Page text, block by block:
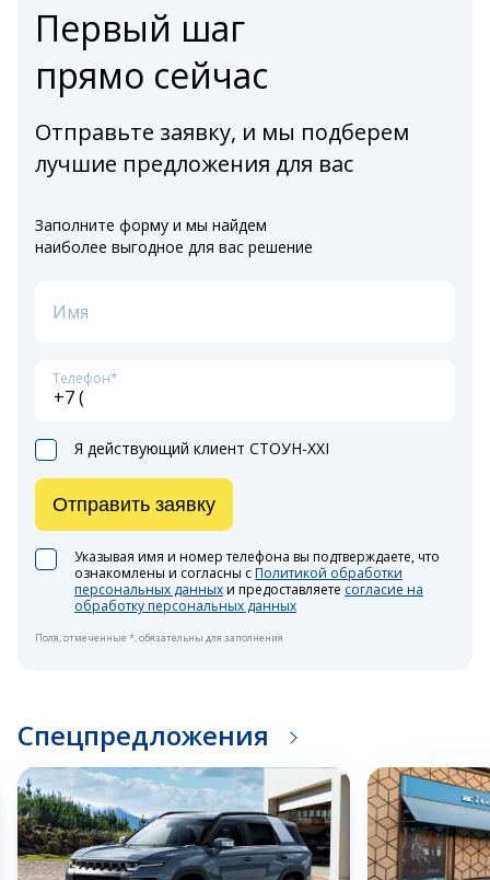
Первый шаг
прямо сейчас
Отправьте заявку, и мы подберем
лучшие предложения для вас
Заполните форму и мы найдем
наиболее выгодное для вас решение
Имя
Телефон*
Я действующий клиент СТОУН-XXI
Указывая имя и номер телефона вы подтверждаете, что
ознакомлены и согласны с Политикой обработки
персональных данныхи предоставляете согласие на
обработку персональных данных
Отправить заявку
Поля, отмеченные *, обязательны для заполнения
Спецпредложения